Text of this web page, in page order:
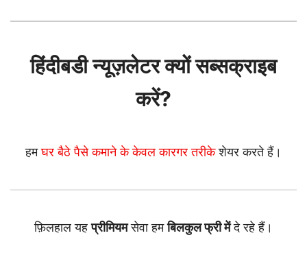
हिंदीबडी न्यूज़लेटर क्यों सब्सक्राइब
करें?
हमघर बैठे पैसे कमाने के केवल कारगर तरीकेशेयर करते हैं।
फ़िलहाल यहप्रीमियमसेवा हमबिलकुल फ्री मेंदे रहे हैं।